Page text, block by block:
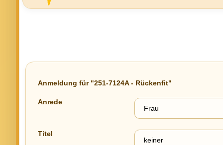
Anmeldung für "251-7124A - Rückenfit"
Anrede
Titel